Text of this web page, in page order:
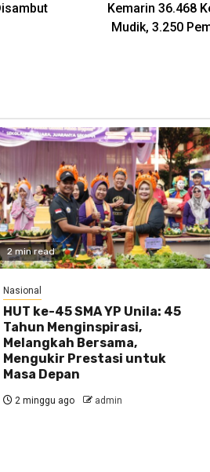
Kemarin 36.468
Mudik, 3.250
2 min read
Nasional
HUT ke-45 SMA YP Unila: 45
Tahun Menginspirasi,
Melangkah Bersama,
Mengukir Prestasi untuk
Masa Depan
2 minggu ago admin